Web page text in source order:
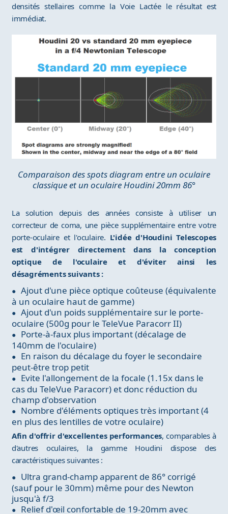
densités stellaires comme la Voie Lactée le résultat est
immédiat.
Comparaison des spots diagram entre un oculaire
classique et un oculaire Houdini 20mm 86°
La solution depuis des années consiste à utiliser un
correcteur de coma, une pièce supplémentaire entre votre
porte-oculaire et l'oculaire. L'idée d'Houdini Telescopes
est d'intégrer directement dans la conception
optique de l'oculaire et d'éviter ainsi les
désagréments suivants :
Ajout d'une pièce optique coûteuse (équivalente
à un oculaire haut de gamme)
Ajout d'un poids supplémentaire sur le porte-
oculaire (500g pour le TeleVue Paracorr II)
Porte-à-faux plus important (décalage de
140mm de l'oculaire)
En raison du décalage du foyer le secondaire
peut-être trop petit
Evite l'allongement de la focale (1.15x dans le
cas du TeleVue Paracorr) et donc réduction du
champ d'observation
Nombre d'éléments optiques très important (4
en plus des lentilles de votre oculaire)
Afin d'offrir d'excellentes performances, comparables à
d'autres oculaires, la gamme Houdini dispose des
caractéristiques suivantes :
Ultra grand-champ apparent de 86° corrigé
(sauf pour le 30mm) même pour des Newton
jusqu'à f/3
Relief d'œil confortable de 19-20mm avec